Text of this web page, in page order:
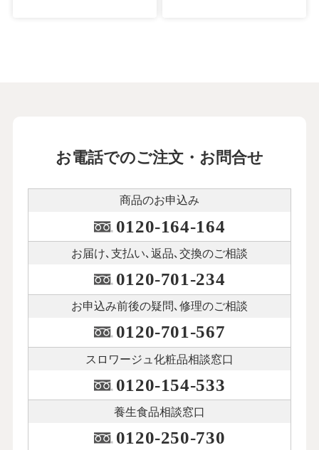
お電話でのご注文・お問合せ
商品のお申込み
0120-164-164
お届け､支払い､ 返品､交換のご相談
0120-701-234
お申込み前後の疑問､修理のご相談
0120-701-567
スロワージュ化粧品相談窓口
0120-154-533
養生食品相談窓口
0120-250-730